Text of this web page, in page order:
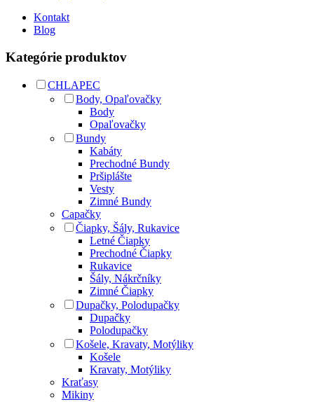
Kontakt
Blog
Kategórie produktov
CHLAPEC
Body, Opaľovačky
Body
Opaľovačky
Bundy
Kabáty
Prechodné Bundy
Pršiplášte
Vesty
Zimné Bundy
Capačky
Čiapky, Šály, Rukavice
Letné Čiapky
Prechodné Čiapky
Rukavice
Šály, Nákrčníky
Zimné Čiapky
Dupačky, Polodupačky
Dupačky
Polodupačky
Košele, Kravaty, Motýliky
Košele
Kravaty, Motýliky
Kraťasy
Mikiny